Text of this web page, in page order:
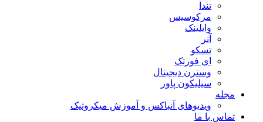
تندا
مرکوسیس
وایلینک
آنر
تسکو
ای فورتک
وسترن دیجیتال
سیلیکون پاور
مجله
ویدیوهای آنباکس و آموزش میکروتیک
تماس با ما